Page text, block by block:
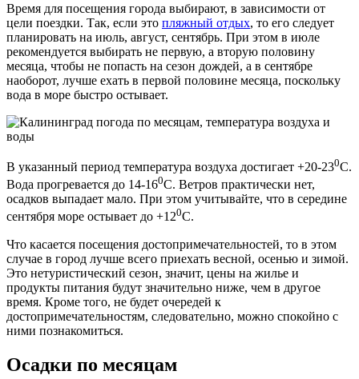
Время для посещения города выбирают, в зависимости от
цели поездки. Так, если это пляжный отдых, то его следует
планировать на июль, август, сентябрь. При этом в июле
рекомендуется выбирать не первую, а вторую половину
месяца, чтобы не попасть на сезон дождей, а в сентябре
наоборот, лучше ехать в первой половине месяца, поскольку
вода в море быстро остывает.
В указанный период температура воздуха достигает +20-230С.
Вода прогревается до 14-160С. Ветров практически нет,
осадков выпадает мало. При этом учитывайте, что в середине
сентября море остывает до +120С.
Что касается посещения достопримечательностей, то в этом
случае в город лучше всего приехать весной, осенью и зимой.
Это нетуристический сезон, значит, цены на жилье и
продукты питания будут значительно ниже, чем в другое
время. Кроме того, не будет очередей к
достопримечательностям, следовательно, можно спокойно с
ними познакомиться.
Осадки по месяцам